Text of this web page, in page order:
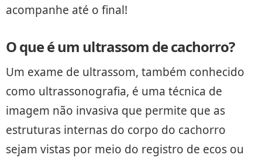
acompanhe até o final!
O que é um ultrassom de cachorro?
Um exame de ultrassom, também conhecido
como ultrassonografia, é uma técnica de
imagem não invasiva que permite que as
estruturas internas do corpo do cachorro
sejam vistas por meio do registro de ecos ou